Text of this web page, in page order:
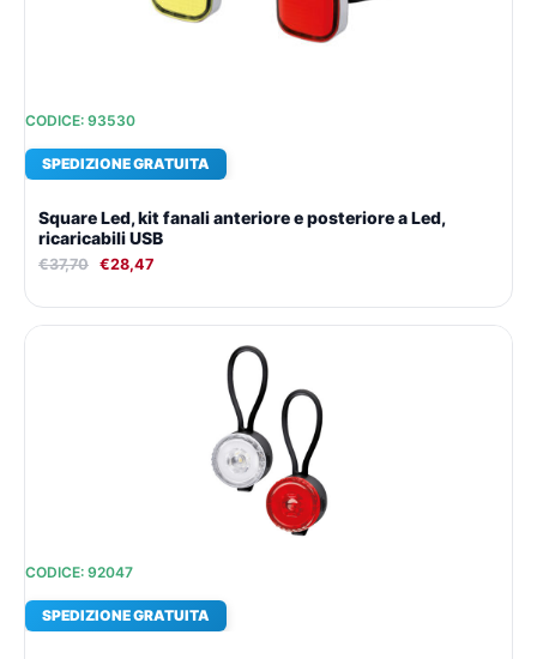
CODICE: 93530
SPEDIZIONE GRATUITA
Square Led, kit fanali anteriore e posteriore a Led,
ricaricabili USB
€37,70 €28,47
CODICE: 92047
SPEDIZIONE GRATUITA